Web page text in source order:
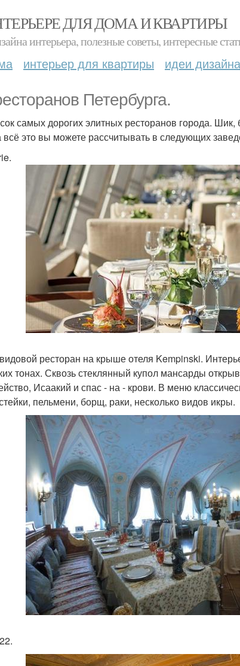
ДЛЯ ДОМА И КВАРТИРЫ
интерьера, полезные советы, интересные
интерьер для квартиры идеи дизайна
Петербурга.
самых дорогих элитных ресторанов города. Шик,
это вы можете рассчитывать в следующих
ресторан на крыше отеля Kempinski.
тонах. Сквозь стеклянный купол мансарды
Исаакий и спас - на - крови. В меню
пельмени, борщ, раки, несколько видов икры.